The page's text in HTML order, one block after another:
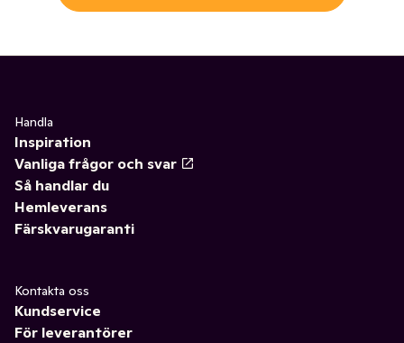
Handla
Inspiration
Vanliga frågor och svar
Så handlar du
Hemleverans
Färskvarugaranti
Kontakta oss
Kundservice
För leverantörer